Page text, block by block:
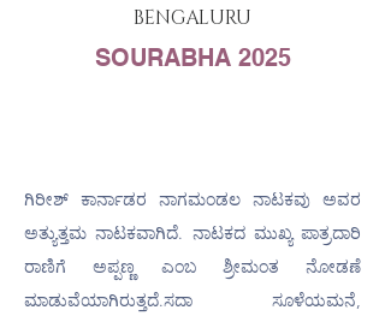
BENGALURU
SOURABHA 2025
ಗಿರೀಶ್ ಕಾರ್ನಾಡರ ನಾಗಮಂಡಲ ನಾಟಕವು ಅವರ
ಅತ್ಯುತ್ತಮ ನಾಟಕವಾಗಿದೆ. ನಾಟಕದ ಮುಖ್ಯ ಪಾತ್ರದಾರಿ
ರಾಣಿಗೆ ಅಪ್ಪಣ್ಣ ಎಂಬ ಶ್ರೀಮಂತ ನೋಡಣೆ
ಮಾಡುವೆಯಾಗಿರುತ್ತದೆ.ಸದಾ ಸೂಳೆಯಮನೆ,